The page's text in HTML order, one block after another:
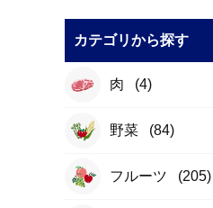
カテゴリから探す
肉 (4)
野菜 (84)
フルーツ (205)